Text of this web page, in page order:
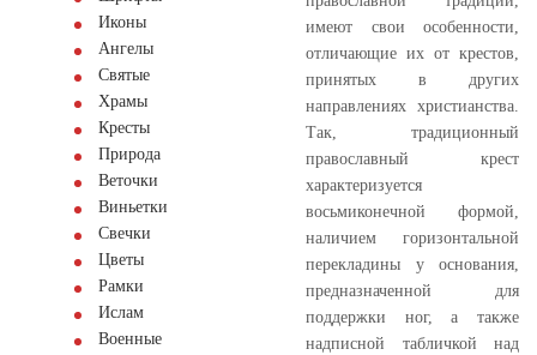
Иконы
Ангелы
Святые
Храмы
Кресты
Природа
Веточки
Виньетки
Свечки
Цветы
Рамки
Ислам
Военные
имеют свои особенности,
отличающие их от крестов,
принятых в других
направлениях христианства.
Так, традиционный
православный крест
характеризуется
восьмиконечной формой,
наличием горизонтальной
перекладины у основания,
предназначенной для
поддержки ног, а также
надписной табличкой над